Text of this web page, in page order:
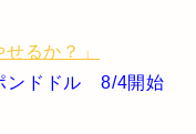
るか？」
ンドドル 8/4開始